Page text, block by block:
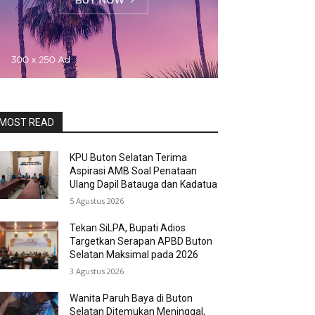
READ
KPU Buton Selatan Terima
Aspirasi AMB Soal Penataan
Ulang Dapil Batauga dan Kadatua
5 Agustus 2026
Tekan SiLPA, Bupati Adios
Targetkan Serapan APBD Buton
Selatan Maksimal pada 2026
3 Agustus 2026
Wanita Paruh Baya di Buton
Selatan Ditemukan Meninggal,